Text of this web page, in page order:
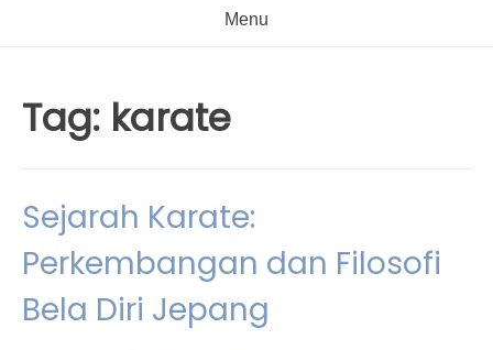
Menu
Tag: karate
Sejarah Karate:
Perkembangan dan Filosofi
Bela Diri Jepang